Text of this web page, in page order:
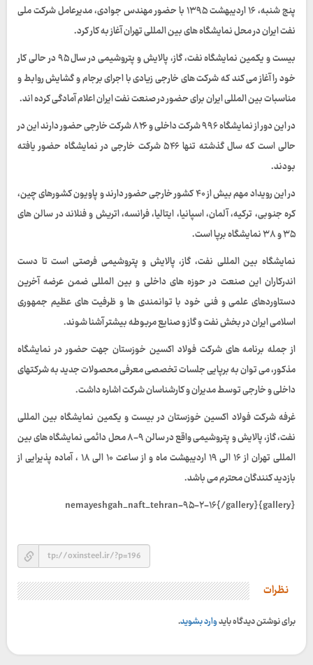
پنج شنبه، ۱۶ اردیبهشت ۱۳۹۵ با حضور مهندس جوادی، مدیرعامل شرکت ملی
نفت ایران در محل نمایشگاه های بین المللی تهران آغاز به کار کرد.
بیست و یکمین نمایشگاه نفت، گاز، پالایش و پتروشیمی در سال ۹۵ در حالی کار
خود را آغاز می کند که شرکت های خارجی زیادی با اجرای برجام و گشایش روابط و
مناسبات بین المللی ایران برای حضور در صنعت نفت ایران اعلام آمادگی کرده اند.
در این دور از نمایشگاه ۹۹۶ شرکت داخلی و ۸۲۶ شرکت خارجی حضور دارند این در
حالی است که سال گذشته تنها ۵۴۶ شرکت خارجی در نمایشگاه حضور یافته
بودند.
در این رویداد مهم بیش از ۴۰ کشور خارجی حضور دارند و پاویون کشورهای چین،
کره جنوبی، ترکیه، آلمان، اسپانیا، ایتالیا، فرانسه، اتریش و فنلاند در سالن های
۳۵ و ۳۸ نمایشگاه برپا است.
نمایشگاه بین المللی نفت، گاز، پالایش و پتروشیمی فرصتی است تا دست
اندرکاران این صنعت در حوزه های داخلی و بین المللی ضمن عرضه آخرین
دستاوردهای علمی و فنی خود با توانمندی ها و ظرفیت های عظیم جمهوری
اسلامی ایران در بخش نفت و گاز و صنایع مربوطه بیشتر آشنا شوند.
از جمله برنامه های شرکت فولاد اکسین خوزستان جهت حضور در نمایشگاه
مذکور، می توان به برپایی جلسات تخصصی معرفی محصولات جدید به شرکتهای
داخلی و خارجی توسط مدیران و کارشناسان شرکت اشاره داشت.
غرفه شرکت فولاد اکسین خوزستان در بیست و یکمین نمایشگاه بین المللی
نفت، گاز، پالایش و پتروشیمی واقع در سالن ۹-۸ محل دائمی نمایشگاه های بین
المللی تهران از ۱۶ الی ۱۹ اردیبهشت ماه و از ساعت ۱۰ الی ۱۸ ، آماده پذیرایی از
بازدید کنندگان محترم می باشد.
{gallery}nemayeshgah_naft_tehran-۹۵-۲-۱۶{/gallery}
نظرات
برای نوشتن دیدگاه بایدوارد بشوید.